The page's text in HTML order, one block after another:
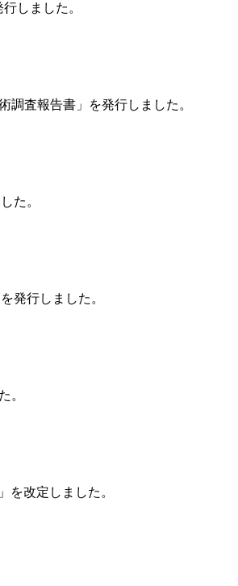
しました。
調査報告書」を発行しました。
た。
発行しました。
。
を改定しました。